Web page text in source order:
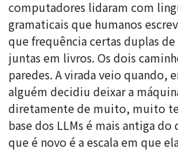
computadores lidaram com
gramaticais que humanos
que frequência certas duplas de
juntas em livros. Os dois
paredes. A virada veio quando,
alguém decidiu deixar a
diretamente de muito, muito
base dos LLMs é mais antiga
que é novo é a escala em que